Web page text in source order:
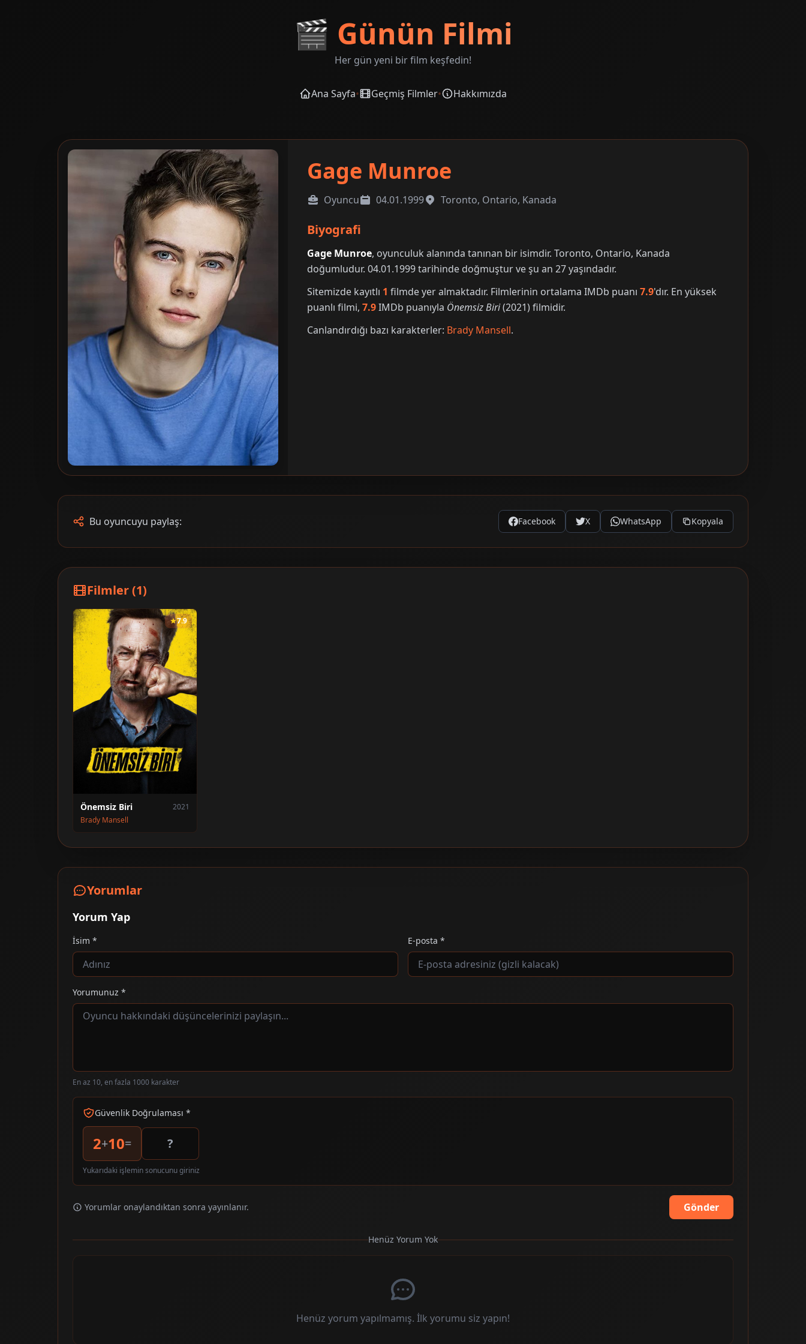
🎬 Günün Filmi
Her gün yeni bir film keşfedin!
Ana Sayfa• Geçmiş Filmler• Hakkımızda
Gage Munroe
Oyuncu 04.01.1999 Toronto, Ontario, Kanada
Biyografi
Gage Munroe, oyunculuk alanında tanınan bir isimdir. Toronto, Ontario, Kanada
doğumludur. 04.01.1999 tarihinde doğmuştur ve şu an 27 yaşındadır.
Sitemizde kayıtlı 1 filmde yer almaktadır. Filmlerinin ortalama IMDb puanı7.9'dır. En yüksek
puanlı filmi,7.9IMDb puanıyla Önemsiz Biri(2021) filmidir.
Canlandırdığı bazı karakterler: Brady Mansell.
Bu oyuncuyu paylaş: Facebook X WhatsApp Kopyala
Filmler (1)
7.9
Önemsiz Biri
2021
Brady Mansell
Yorumlar
Yorum Yap
İsim * E-posta *
Yorumunuz *
En az 10, en fazla 1000 karakter
Güvenlik Doğrulaması *
2+10=
Yukarıdaki işlemin sonucunu giriniz
Yorumlar onaylandıktan sonra yayınlanır. Gönder
Henüz Yorum Yok
Henüz yorum yapılmamış. İlk yorumu siz yapın!